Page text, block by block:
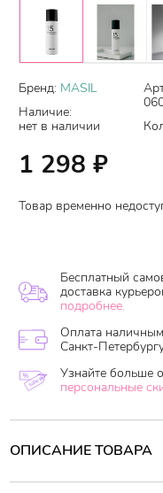
Бренд: MASIL
Наличие:
нет в наличии
1 298 ₽
Товар временно
Бесплатный
доставка
подробнее.
Оплата
Санкт-
Узнайте больше
персональные
ОПИСАНИЕ ТОВАРА
Спрей-фиксатор для